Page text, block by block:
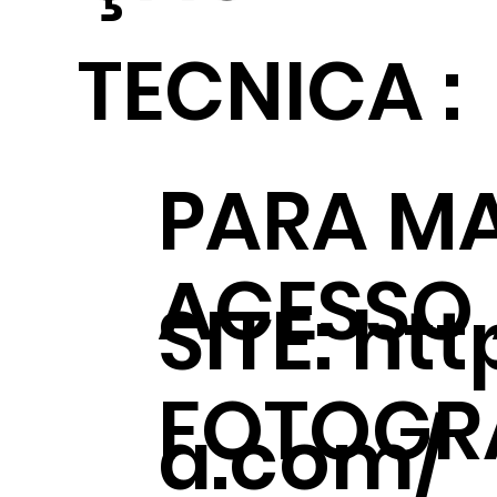
PARA
SITE:
a.com/
TECNICA :